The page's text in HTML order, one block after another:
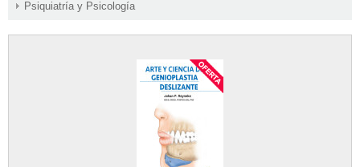
Psiquiatría y Psicología